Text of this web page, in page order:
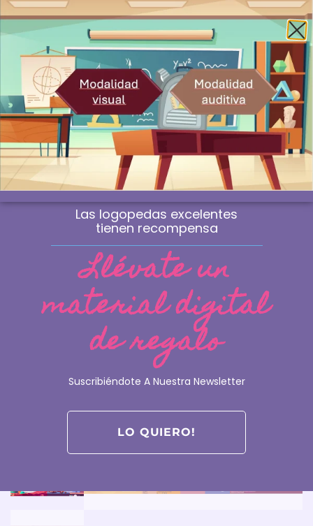
Envío gratis a la península a partir de 60€
¿Profesional? Compra sin IVA
WhatsApp
0
Las logopedas excelentes
tienen recompensa
Llévate un
material digital
de regalo
Suscribiéndote A Nuestra Newsletter
LO QUIERO!